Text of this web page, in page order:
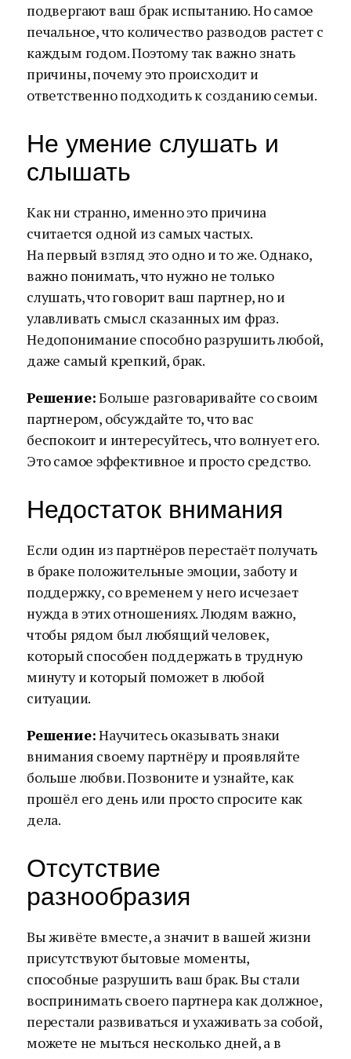
подвергают ваш брак испытанию. Но самое
печальное, что количество разводов растет с
каждым годом. Поэтому так важно знать
причины, почему это происходит и
ответственно подходить к созданию семьи.
Не умение слушать и
слышать
Как ни странно, именно это причина
считается одной из самых частых.
На первый взгляд это одно и то же. Однако,
важно понимать, что нужно не только
слушать, что говорит ваш партнер, но и
улавливать смысл сказанных им фраз.
Недопонимание способно разрушить любой,
даже самый крепкий, брак.
Решение:Больше разговаривайте со своим
партнером, обсуждайте то, что вас
беспокоит и интересуйтесь, что волнует его.
Это самое эффективное и просто средство.
Недостаток внимания
Если один из партнёров перестаёт получать
в браке положительные эмоции, заботу и
поддержку, со временем у него исчезает
нужда в этих отношениях. Людям важно,
чтобы рядом был любящий человек,
который способен поддержать в трудную
минуту и который поможет в любой
ситуации.
Решение:Научитесь оказывать знаки
внимания своему партнёру и проявляйте
больше любви. Позвоните и узнайте, как
прошёл его день или просто спросите как
дела.
Отсутствие
разнообразия
Вы живёте вместе, а значит в вашей жизни
присутствуют бытовые моменты,
способные разрушить ваш брак. Вы стали
воспринимать своего партнера как должное,
перестали развиваться и ухаживать за собой,
можете не мыться несколько дней, а в